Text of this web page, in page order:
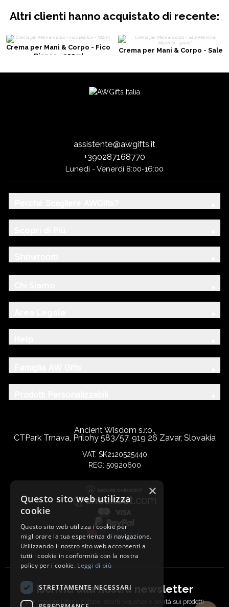
Altri clienti hanno acquistato di recente:
Crema per Mani & Corpo - Fico
Bianco - 300ml
Crema per Mani & Corpo - Sale
assistente@awgifts.it
+390287168770
Lunedì - Venerdì 8:00-16:00
Ancient Wisdom s.r.o.,
CTPark Trnava, Prílohy 583/57, 919 26 Zavar, Slovakia
VAT: SK2120525440
REG: 50920600
Iscriviti alla nostra newsletter
per ricevere ultime notizie, sconti, voucher e novità sui prodotti
×
Questo sito web utilizza
cookie
Questo sito web utilizza i cookie per
migliorare la tua esperienza di navigazione.
Utilizzando il nostro sito web acconsenti a
tutti i cookie in conformità con la nostra
policy per i cookie. Leggi di più
STRETTAMENTE NECESSARI